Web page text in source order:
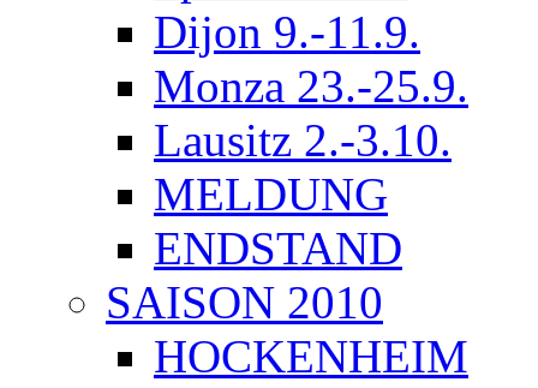
Dijon 9.-11.9.
Monza 23.-25.9.
Lausitz 2.-3.10.
MELDUNG
ENDSTAND
SAISON 2010
HOCKENHEIM